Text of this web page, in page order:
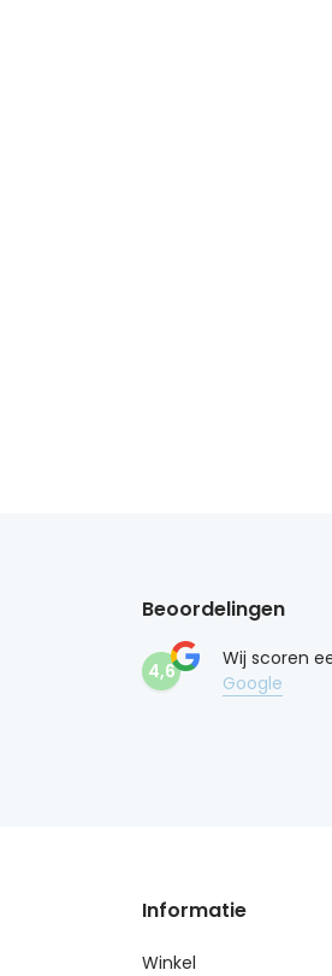
Beoordelingen
4,6
Wij scoren
Google
Informatie
Winkel